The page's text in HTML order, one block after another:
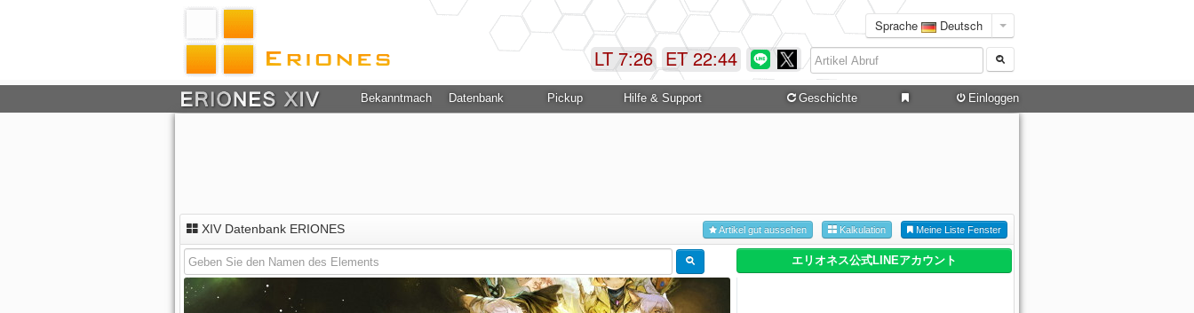
Sprache Deutsch
ET 22:44
LT 7:26
Bekanntmachung Datenbank Pickup Hilfe & Support Geschichte Einloggen
XIV Datenbank ERIONES Meine Liste Fenster
Kalkulation
Artikel gut aussehen
エリオネス公式LINEアカウント